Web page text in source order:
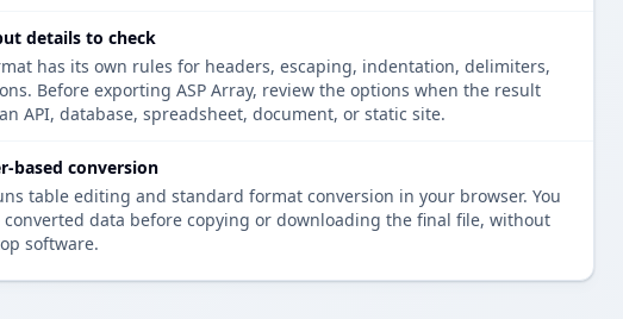
details to check
has its own rules for headers, escaping, indentation, delimiters,
Before exporting ASP Array, review the options when the result
API, database, spreadsheet, document, or static site.
based conversion
table editing and standard format conversion in your browser. You
data before copying or downloading the final file, without
software.